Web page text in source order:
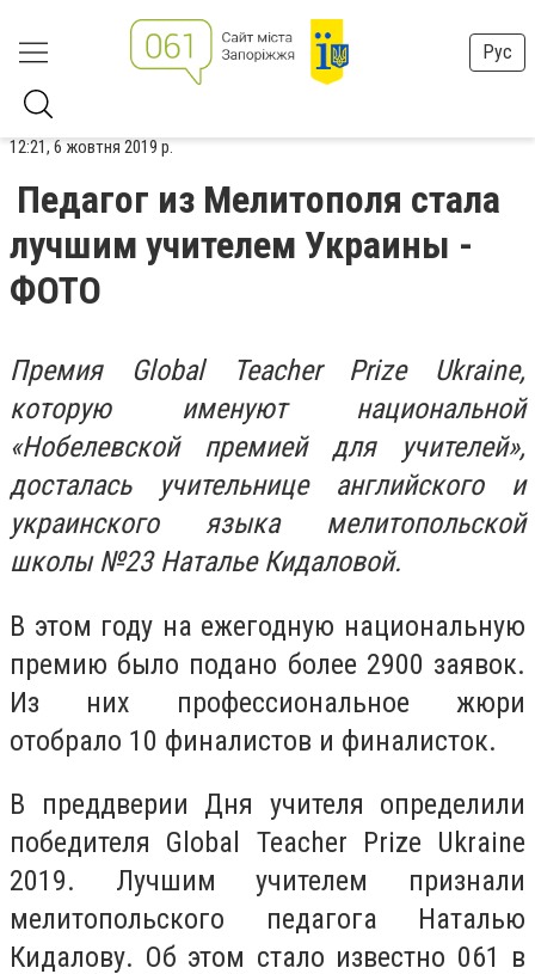
Рус
12:21, 6 жовтня 2019 р.
Педагог из Мелитополя стала
лучшим учителем Украины -
ФОТО
Премия Global Teacher Prize Ukraine,
которую именуют национальной
«Нобелевской премией для учителей»,
досталась учительнице английского и
украинского языка мелитопольской
школы №23 Наталье Кидаловой.
В этом году на ежегодную национальную
премию было подано более 2900 заявок.
Из них профессиональное жюри
отобрало 10 финалистов и финалисток.
В преддверии Дня учителя определили
победителя Global Teacher Prize Ukraine
2019. Лучшим учителем признали
мелитопольского педагога Наталью
Кидалову. Об этом стало известно 061 в